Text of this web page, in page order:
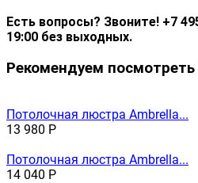
Есть вопросы? Звоните! +7
19:00 без выходных.
Рекомендуем посмотреть
Потолочная люстра Ambrella...
13 980 Р
Потолочная люстра Ambrella...
14 040 Р